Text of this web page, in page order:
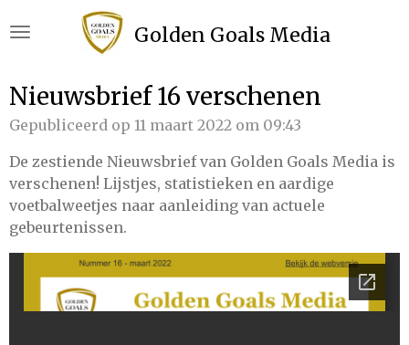
direct
de
hoofdinhoud
Golden Goals Media
Nieuwsbrief 16 verschenen
Gepubliceerd op 11 maart 2022 om 09:43
De zestiende Nieuwsbrief van Golden Goals Media is
verschenen! Lijstjes, statistieken en aardige
voetbalweetjes naar aanleiding van actuele
gebeurtenissen.